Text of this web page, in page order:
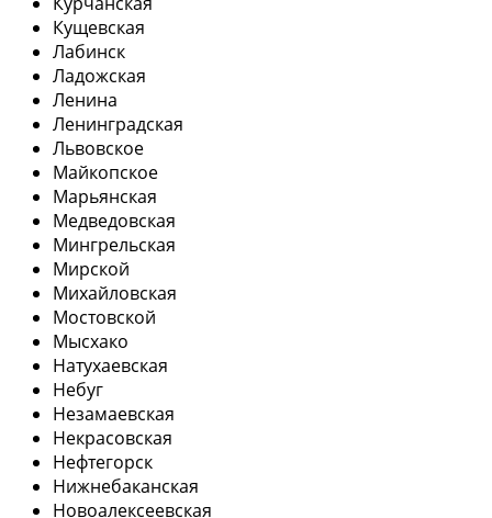
Кущевская
Лабинск
Ладожская
Ленина
Ленинградская
Львовское
Майкопское
Марьянская
Медведовская
Мингрельская
Мирской
Михайловская
Мостовской
Мысхако
Натухаевская
Небуг
Незамаевская
Некрасовская
Нефтегорск
Нижнебаканская
Новоалексеевская